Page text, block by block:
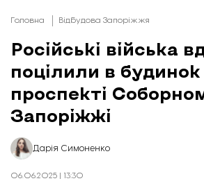
Головна Відбудова Запоріжжя
Російські війська
поцілили в
проспекті
Запоріжжі
Дарія Симоненко
06.06.2025 | 13:30